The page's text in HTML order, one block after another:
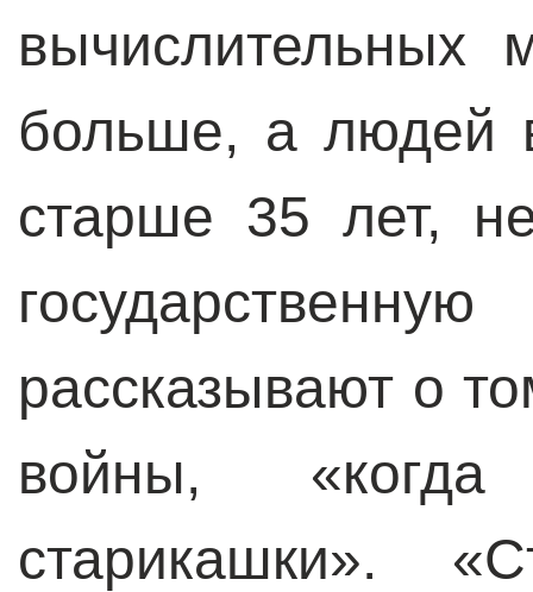
вычислительных
больше, а людей
старше 35 лет,
рассказывают о
войны,
старикашки».